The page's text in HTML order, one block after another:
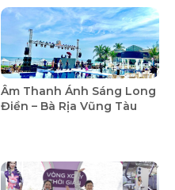
Âm Thanh Ánh Sáng Long
Điền – Bà Rịa Vũng Tàu